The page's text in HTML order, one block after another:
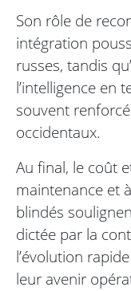
Son rôle de
intégration
russes, tandis
l’intelligence en
souvent
occidentaux.
Au final, le coût
maintenance et
blindés
dictée par la
l’évolution
leur avenir